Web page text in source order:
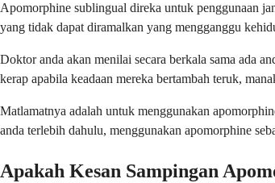
Apomorphine sublingual direka untuk penggunaan
yang tidak dapat diramalkan yang mengganggu
Doktor anda akan menilai secara berkala sama ada
kerap apabila keadaan mereka bertambah teruk,
Matlamatnya adalah untuk menggunakan
anda terlebih dahulu, menggunakan apomorphine
Apakah Kesan Sampingan